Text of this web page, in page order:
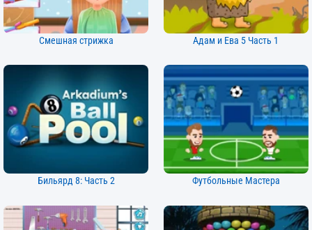
Смешная стрижка Адам и Ева 5 Часть 1
Бильярд 8: Часть 2 Футбольные Мастера